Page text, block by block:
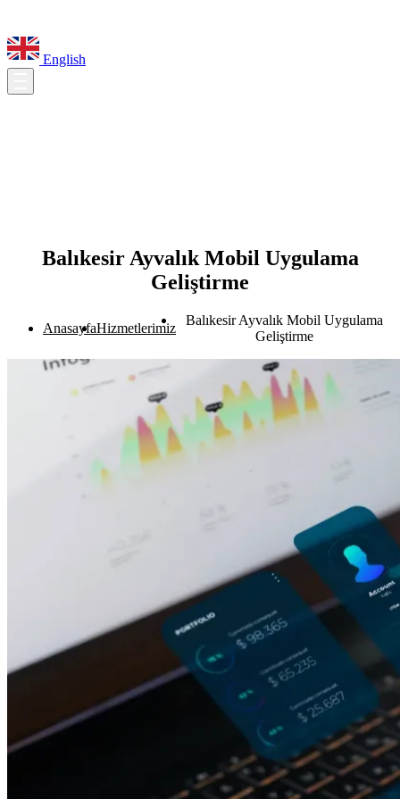
English
Balıkesir Ayvalık Mobil Uygulama
Geliştirme
AnasayfaHizmetlerimiz
Balıkesir Ayvalık Mobil Uygulama
Geliştirme